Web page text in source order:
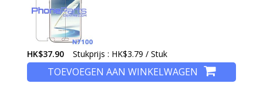
HK$37.90 Stukprijs : HK$3.79 / Stuk
TOEVOEGEN AAN WINKELWAGEN